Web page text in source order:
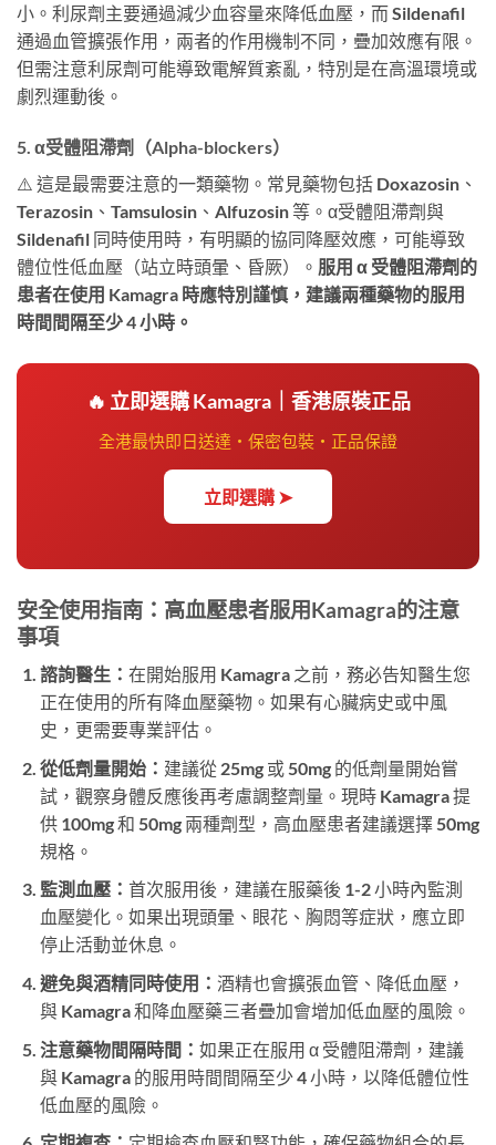
小。利尿劑主要通過減少血容量來降低血壓，而 Sildenafil
通過血管擴張作用，兩者的作用機制不同，疊加效應有限。
但需注意利尿劑可能導致電解質紊亂，特別是在高溫環境或
劇烈運動後。
5. α受體阻滯劑（Alpha-blockers）
⚠️ 這是最需要注意的一類藥物。常見藥物包括 Doxazosin、
Terazosin、Tamsulosin、Alfuzosin 等。α受體阻滯劑與
Sildenafil 同時使用時，有明顯的協同降壓效應，可能導致
體位性低血壓（站立時頭暈、昏厥）。 服用 α 受體阻滯劑的
患者在使用 Kamagra 時應特別謹慎，建議兩種藥物的服用
時間間隔至少 4 小時。
🔥 立即選購 Kamagra｜香港原裝正品
全港最快即日送達・保密包裝・正品保證
立即選購 ➤
安全使用指南：高血壓患者服用Kamagra的注意
事項
諮詢醫生： 在開始服用 Kamagra 之前，務必告知醫生您
正在使用的所有降血壓藥物。如果有心臟病史或中風
史，更需要專業評估。
從低劑量開始： 建議從 25mg 或 50mg 的低劑量開始嘗
試，觀察身體反應後再考慮調整劑量。現時 Kamagra 提
供 100mg 和 50mg 兩種劑型，高血壓患者建議選擇 50mg
規格。
監測血壓： 首次服用後，建議在服藥後 1-2 小時內監測
血壓變化。如果出現頭暈、眼花、胸悶等症狀，應立即
停止活動並休息。
避免與酒精同時使用： 酒精也會擴張血管、降低血壓，
與 Kamagra 和降血壓藥三者疊加會增加低血壓的風險。
注意藥物間隔時間： 如果正在服用 α 受體阻滯劑，建議
與 Kamagra 的服用時間間隔至少 4 小時，以降低體位性
低血壓的風險。